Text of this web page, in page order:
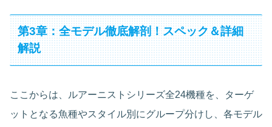
第3章：全モデル徹底解剖！スペック＆詳細
解説
ここからは、ルアーニストシリーズ全24機種を、ターゲ
ットとなる魚種やスタイル別にグループ分けし、各モデル